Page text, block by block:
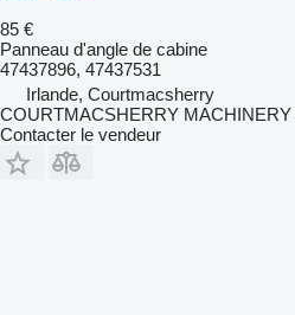
85 €
Panneau d'angle de cabine
47437896, 47437531
Irlande, Courtmacsherry
COURTMACSHERRY MACHINERY
Contacter le vendeur